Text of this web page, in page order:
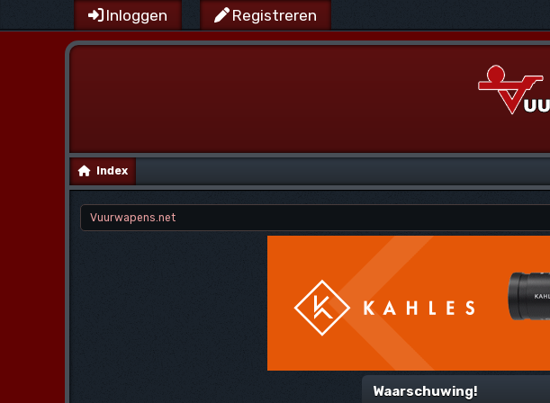
Inloggen Registreren
Index
Vuurwapens.net
Waarschuwing!